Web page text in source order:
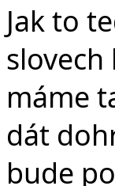
Jak to
máme
dát
bude